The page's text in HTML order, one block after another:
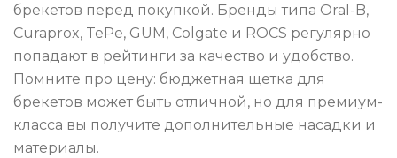
брекетов перед покупкой. Бренды типа Oral-B,
Curaprox, TePe, GUM, Colgate и ROCS регулярно
попадают в рейтинги за качество и удобство.
Помните про цену: бюджетная щетка для
брекетов может быть отличной, но для премиум-
класса вы получите дополнительные насадки и
материалы.